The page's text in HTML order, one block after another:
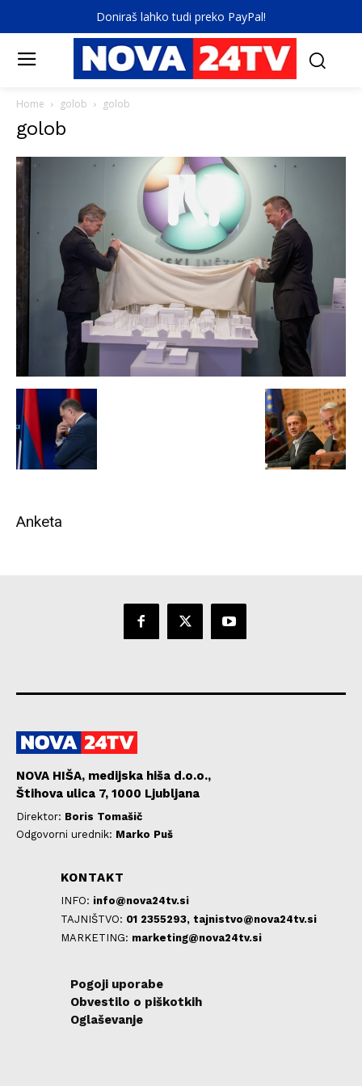
Doniraš lahko tudi preko PayPal!
Home golob golob
golob
Anketa
NOVA HIŠA, medijska hiša d.o.o.,
Štihova ulica 7, 1000 Ljubljana
Direktor: Boris Tomašič
Odgovorni urednik: Marko Puš
KONTAKT
INFO: info@nova24tv.si
TAJNIŠTVO: 01 2355293, tajnistvo@nova24tv.si
MARKETING: marketing@nova24tv.si
Pogoji uporabe
Obvestilo o piškotkih
Oglaševanje